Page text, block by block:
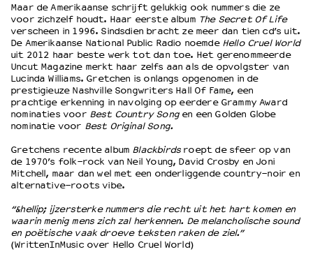
Wat we doen
Werken bij
Wie is wie
Word vriend
Historie
Partners
Huisregels
Integriteits- en gedragscode
Duurzaamheid
Culturele boycot Israël
Maar de Amerikaanse schrijft gelukkig ook nummers die ze
voor zichzelf houdt. Haar eerste album The Secret Of Life
verscheen in 1996. Sindsdien bracht ze meer dan tien cd’s uit.
De Amerikaanse National Public Radio noemde Hello Cruel World
uit 2012 haar beste werk tot dan toe. Het gerenommeerde
Uncut Magazine merkt haar zelfs aan als de opvolgster van
Lucinda Williams. Gretchen is onlangs opgenomen in de
prestigieuze Nashville Songwriters Hall Of Fame, een
prachtige erkenning in navolging op eerdere Grammy Award
nominaties voor Best Country Songen een Golden Globe
nominatie voor Best Original Song.
Gretchens recente album Blackbirdsroept de sfeer op van
de 1970’s folk-rock van Neil Young, David Crosby en Joni
Mitchell, maar dan wel met een onderliggende country-noir en
alternative-roots vibe.
“&hellip; ijzersterke nummers die recht uit het hart komen en
waarin menig mens zich zal herkennen. De melancholische sound
en poëtische vaak droeve teksten raken de ziel.”
(WrittenInMusic over Hello Cruel World)